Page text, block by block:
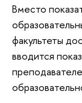
Вместо
факультеты
вводится